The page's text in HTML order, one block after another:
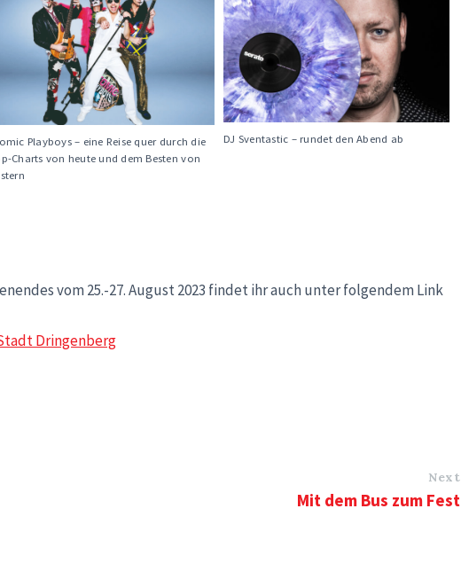
Playboys – eine Reise quer durch die
Charts von heute und dem Besten von
DJ Sventastic – rundet den Abend ab
vom 25.-27. August 2023 findet ihr auch unter folgendem Link
Dringenberg
Next
Mit dem Bus zum Fest